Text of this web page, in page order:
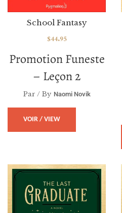
Promotion Funeste
– Leçon 2
School Fantasy
$44.95
Par / By Naomi Novik
VOIR / VIEW